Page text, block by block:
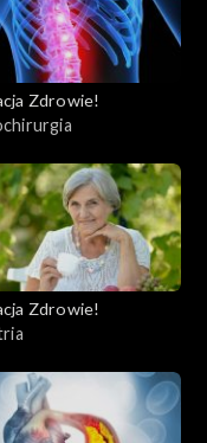
Zdrowie!
Zdrowie!